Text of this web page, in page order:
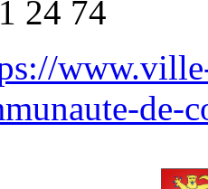
24 74
de-